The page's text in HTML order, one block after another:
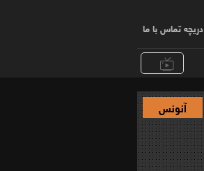
دریچه تماس با ما
آنونس